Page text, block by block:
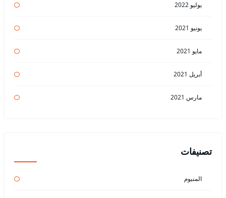
يوليو 2022
يونيو 2021
مايو 2021
أبريل 2021
مارس 2021
تصنيفات
المنيوم